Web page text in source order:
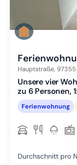
Hauptstraße, 97355
Unsere vier
zu 6 Personen,
Ferienwohnung
Durchschnitt pro